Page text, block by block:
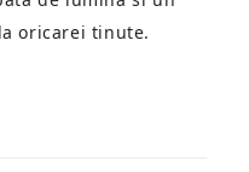
oricarei tinute.